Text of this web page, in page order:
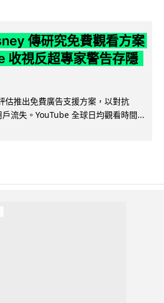
傳研究免費觀看方案
收視反超專家警告存隱
推出免費廣告支援方案，以對抗
流失。YouTube 全球日均觀看時間...